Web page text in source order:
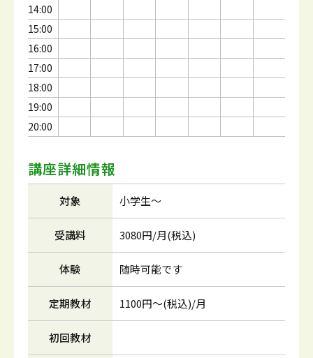
14:00
15:00
16:00
17:00
18:00
19:00
20:00
講座詳細情報
対象 小学生～
受講料 3080円/月(税込)
体験 随時可能です
定期教材 1100円～(税込)/月
初回教材